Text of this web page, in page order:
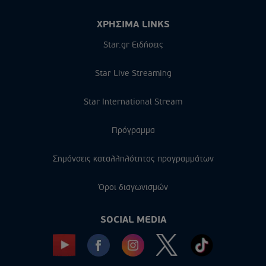
ΧΡΗΣΙΜΑ LINKS
Star.gr Ειδήσεις
Star Live Streaming
Star International Stream
Πρόγραμμα
Σημάνσεις καταλληλότητας προγραμμάτων
Όροι διαγωνισμών
SOCIAL MEDIA